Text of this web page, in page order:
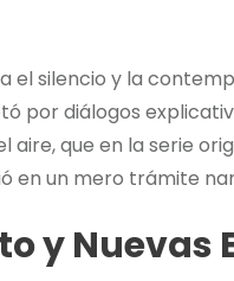
el silencio y la
por diálogos
aire, que en la serie
en un mero trámite
y Nuevas